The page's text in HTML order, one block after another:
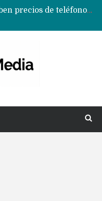
Fabricantes suben precios de teléfonos y ganan más dinero en un mercado donde Xiaomi alerta por no mejorar ventas